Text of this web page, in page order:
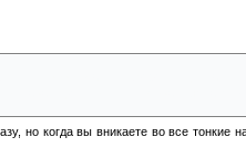
но когда вы вникаете во все тонкие